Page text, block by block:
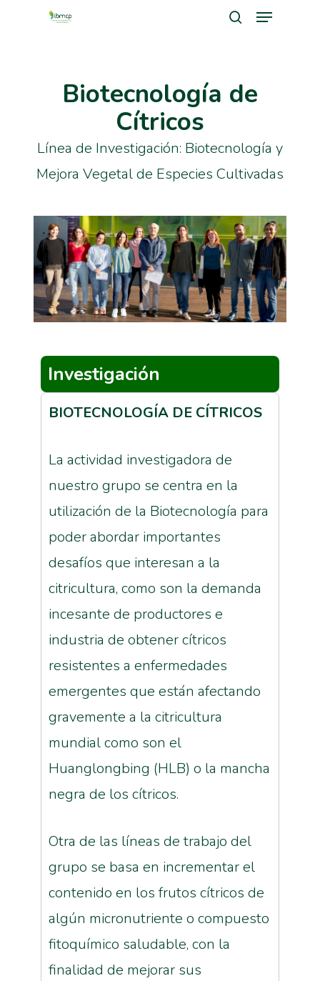
Menu
Biotecnología de
Cítricos
Línea de Investigación: Biotecnología y
Mejora Vegetal de Especies Cultivadas
Investigación
BIOTECNOLOGÍA DE CÍTRICOS
La actividad investigadora de
nuestro grupo se centra en la
utilización de la Biotecnología para
poder abordar importantes
desafíos que interesan a la
citricultura, como son la demanda
incesante de productores e
industria de obtener cítricos
resistentes a enfermedades
emergentes que están afectando
gravemente a la citricultura
mundial como son el
Huanglongbing (HLB) o la mancha
negra de los cítricos.
Otra de las líneas de trabajo del
grupo se basa en incrementar el
contenido en los frutos cítricos de
algún micronutriente o compuesto
fitoquímico saludable, con la
finalidad de mejorar sus